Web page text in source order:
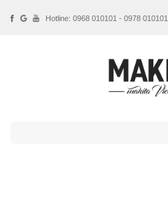
Hotline: 0968 010101 - 0978 010101